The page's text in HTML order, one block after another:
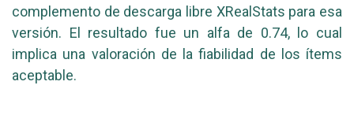
complemento de descarga libre XRealStats para esa
versión. El resultado fue un alfa de 0.74, lo cual
implica una valoración de la fiabilidad de los ítems
aceptable.